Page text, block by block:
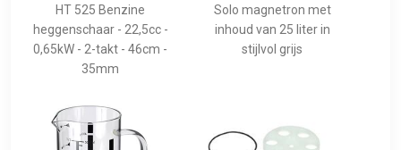
HT 525 Benzine
heggenschaar - 22,5cc -
0,65kW - 2-takt - 46cm -
35mm
Solo magnetron met
inhoud van 25 liter in
stijlvol grijs